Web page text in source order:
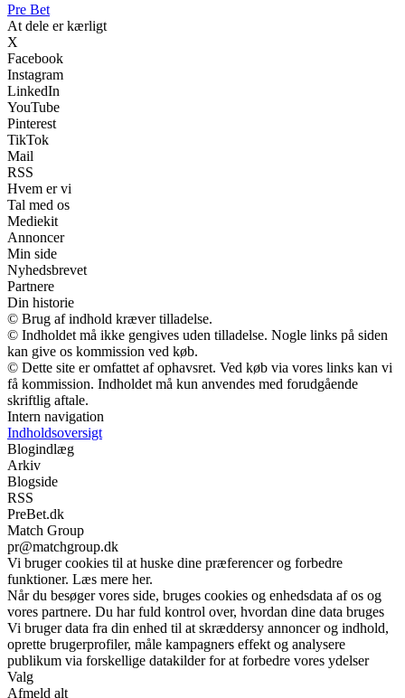
Pre Bet
At dele er kærligt
X
Facebook
Instagram
LinkedIn
YouTube
Pinterest
TikTok
Mail
RSS
Hvem er vi
Tal med os
Mediekit
Annoncer
Min side
Nyhedsbrevet
Partnere
Din historie
© Brug af indhold kræver tilladelse.
© Indholdet må ikke gengives uden tilladelse. Nogle links på siden
kan give os kommission ved køb.
© Dette site er omfattet af ophavsret. Ved køb via vores links kan vi
få kommission. Indholdet må kun anvendes med forudgående
skriftlig aftale.
Intern navigation
Indholdsoversigt
Blogindlæg
Arkiv
Blogside
RSS
PreBet.dk
Match Group
pr@matchgroup.dk
Vi bruger cookies til at huske dine præferencer og forbedre
funktioner. Læs mere her.
Når du besøger vores side, bruges cookies og enhedsdata af os og
vores partnere. Du har fuld kontrol over, hvordan dine data bruges
Vi bruger data fra din enhed til at skræddersy annoncer og indhold,
oprette brugerprofiler, måle kampagners effekt og analysere
publikum via forskellige datakilder for at forbedre vores ydelser
Valg
Afmeld alt